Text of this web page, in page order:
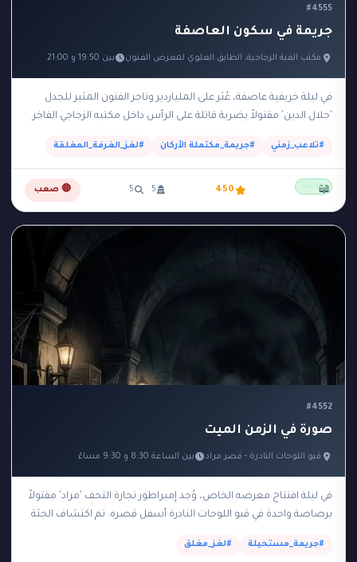
#4555
جريمة في سكون العاصفة
مكتب القبة الزجاجية، الطابق العلوي لمعرض الفنون بين 19:50 و 21:00
في ليلة خريفية عاصفة، عُثر على الملياردير وتاجر الفنون المثير للجدل
'جلال الدين' مقتولاً بضربة قاتلة على الرأس داخل مكتبه الزجاجي الفاخر
#تلاعب_زمني #جريمة_مكتملة الأركان #لغز_الغرفة_المغلقة
مجانية 450
5
5 🔴 صعب 📖
#4552
صورة في الزمن الميت
قبو اللوحات النادرة - قصر مراد بين الساعة 8:30 و 9:30 مساءً
في ليلة افتتاح معرضه الخاص، وُجد إمبراطور تجارة التحف 'مراد' مقتولاً
برصاصة واحدة في قبو اللوحات النادرة أسفل قصره. تم اكتشاف الجثة
#جريمة_مستحيلة #لغز_مغلق